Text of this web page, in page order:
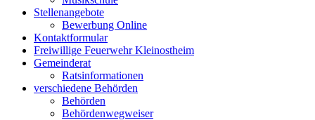
Stellenangebote
Bewerbung Online
Kontaktformular
Freiwillige Feuerwehr Kleinostheim
Gemeinderat
Ratsinformationen
verschiedene Behörden
Behörden
Behördenwegweiser